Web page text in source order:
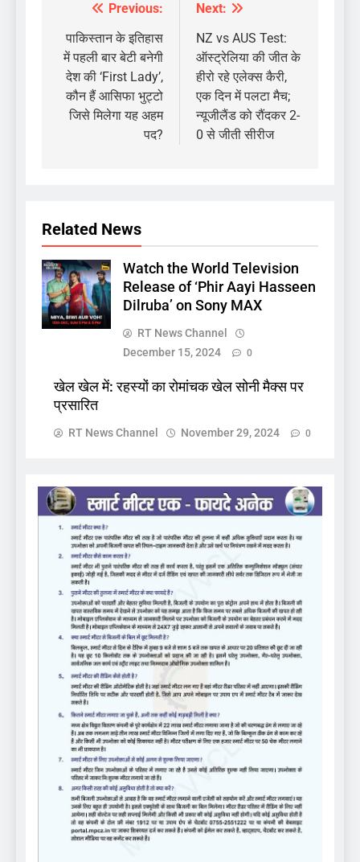
Post
navigation
Previous:
पाकिस्तान के इतिहास
में पहली बार बेटी बनेगी
देश की ‘First Lady’,
कौन हैं आसिफा भुट्टो
जिसे मिलेगा यह अहम
पद?
Next:
NZ vs AUS Test:
ऑस्ट्रेलिया की जीत के
हीरो रहे एलेक्स कैरी,
एक दिन में पलटा मैच;
न्यूजीलैंड को रौंदकर 2-
0 से जीती सीरीज
Related News
Watch the World Television
Release of ‘Phir Aayi Hasseen
Dilruba’ on Sony MAX
RT News Channel
December 15, 2024
0
खेल खेल में: रहस्यों का रोमांचक खेल सोनी मैक्स पर
प्रसारित
RT News Channel November 29, 2024 0